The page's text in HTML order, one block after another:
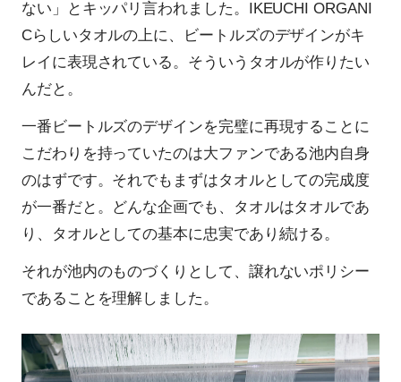
ない」とキッパリ言われました。IKEUCHI ORGANI
Cらしいタオルの上に、ビートルズのデザインがキ
レイに表現されている。そういうタオルが作りたい
んだと。
一番ビートルズのデザインを完璧に再現することに
こだわりを持っていたのは大ファンである池内自身
のはずです。それでもまずはタオルとしての完成度
が一番だと。どんな企画でも、タオルはタオルであ
り、タオルとしての基本に忠実であり続ける。
それが池内のものづくりとして、譲れないポリシー
であることを理解しました。